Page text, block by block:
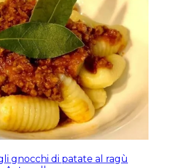
gnocchi di patate al ragù